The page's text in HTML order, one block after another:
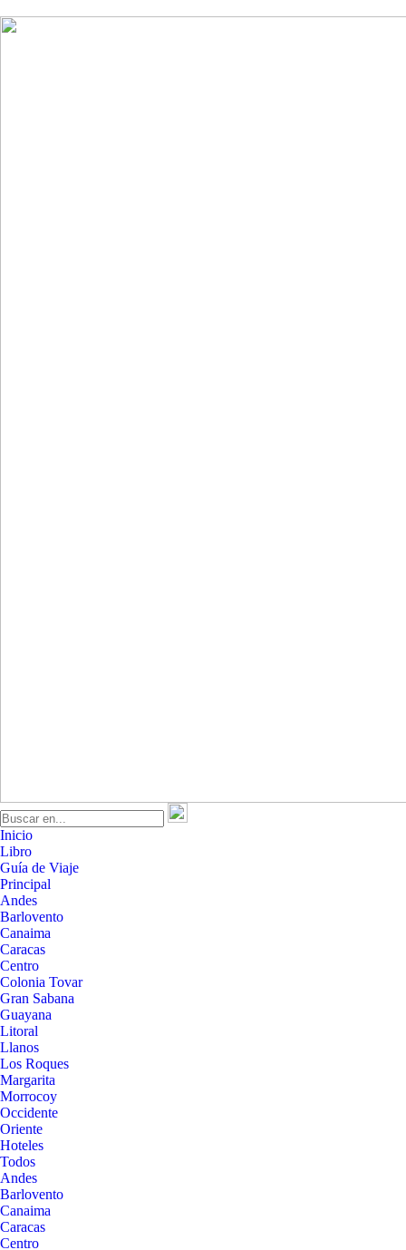
Inicio
Libro
Guía de Viaje
Principal
Andes
Barlovento
Canaima
Caracas
Centro
Colonia Tovar
Gran Sabana
Guayana
Litoral
Llanos
Los Roques
Margarita
Morrocoy
Occidente
Oriente
Hoteles
Todos
Andes
Barlovento
Canaima
Caracas
Centro